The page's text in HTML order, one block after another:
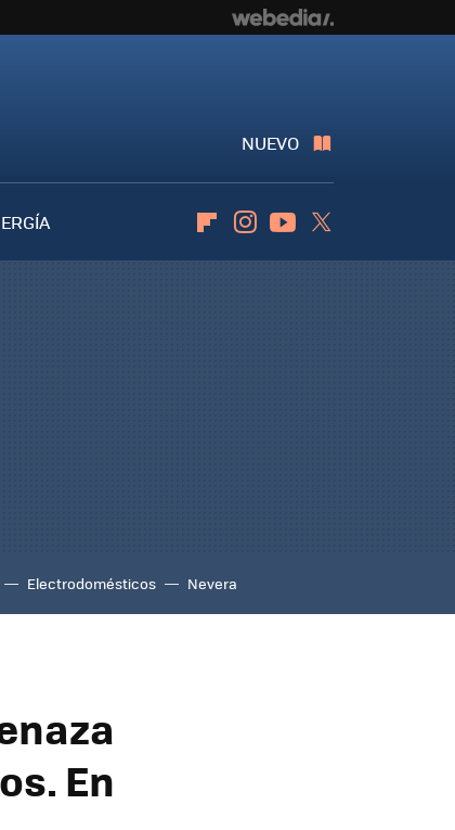
NUEVO
FlipboardInstagramYoutube
Electrodomésticos Nevera
En